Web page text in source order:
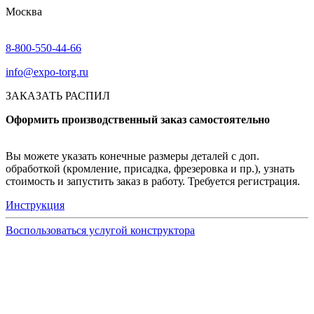
Москва
8-800-550-44-66
info@expo-torg.ru
ЗАКАЗАТЬ РАСПИЛ
Оформить производственный заказ самостоятельно
Вы можете указать конечные размеры деталей с доп.
обработкой (кромление, присадка, фрезеровка и пр.), узнать
стоимость и запустить заказ в работу. Требуется регистрация.
Инструкция
Воспользоваться услугой конструктора